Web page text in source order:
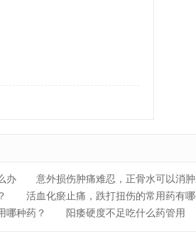
办
意外损伤肿痛难忍，正骨水可以消
活血化瘀止痛，跌打扭伤的常用药有哪
哪种药？ 阳痿硬度不足吃什么药管用